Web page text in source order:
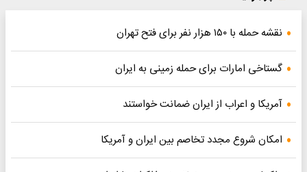
نقشه حمله با ۱۵۰ هزار نفر برای فتح تهران
گستاخی امارات برای حمله زمینی به ایران
آمریکا و اعراب از ایران ضمانت خواستند
امکان شروع مجدد تخاصم‌ بین ایران و آمریکا